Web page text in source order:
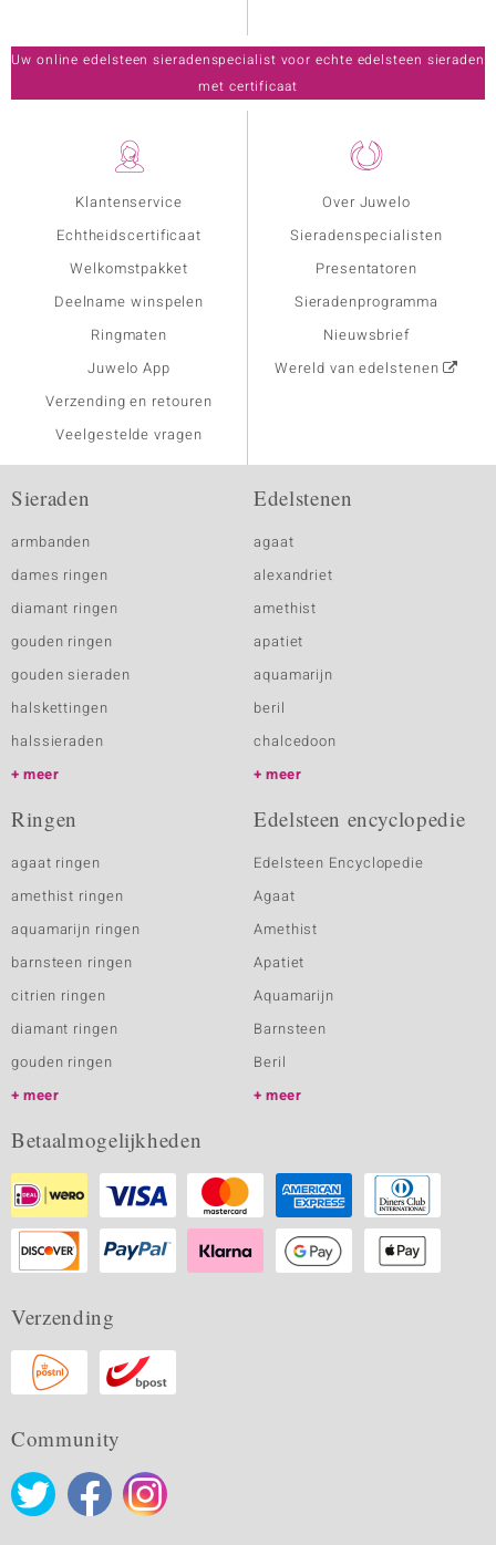
Klantenservice
Echtheidscertificaat
Welkomstpakket
Deelname winspelen
Ringmaten
Juwelo App
Verzending en retouren
Veelgestelde vragen
Over Juwelo
Sieradenspecialisten
Presentatoren
Sieradenprogramma
Nieuwsbrief
Wereld van edelstenen
Uw online edelsteen sieradenspecialist voor echte edelsteen sieraden
met certificaat
Sieraden
armbanden
dames ringen
diamant ringen
gouden ringen
gouden sieraden
halskettingen
halssieraden
meer
Edelstenen
agaat
alexandriet
amethist
apatiet
aquamarijn
beril
chalcedoon
meer
Ringen
agaat ringen
amethist ringen
aquamarijn ringen
barnsteen ringen
citrien ringen
diamant ringen
gouden ringen
meer
Edelsteen encyclopedie
Edelsteen Encyclopedie
Agaat
Amethist
Apatiet
Aquamarijn
Barnsteen
Beril
meer
Betaalmogelijkheden
Verzending
Community